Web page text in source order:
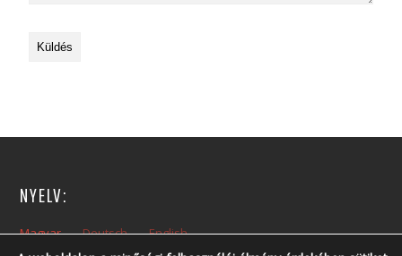
NYELV:
Magyar Deutsch English